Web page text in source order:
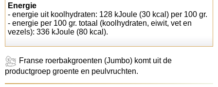
Energie
- energie uit koolhydraten: 128 kJoule (30 kcal) per 100 gr.
- energie per 100 gr. totaal (koolhydraten, eiwit, vet en
vezels): 336 kJoule (80 kcal).
Franse roerbakgroenten (Jumbo) komt uit de
productgroep groente en peulvruchten.